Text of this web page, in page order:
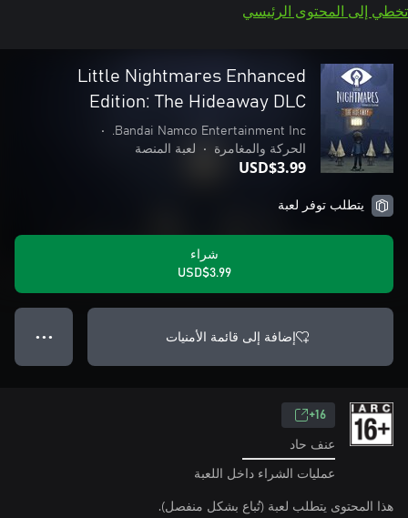
تخطي إلى المحتوى الرئيسي
Little Nightmares Enhanced
Edition: The Hideaway DLC
Bandai Namco Entertainment Inc.
•
الحركة والمغامرة
• لعبة المنصة
USD$3.99
يتطلب توفر لعبة
شراء
USD$3.99
إضافة إلى قائمة الأمنيات ● ● ●
16+
عنف حاد
عمليات الشراء داخل اللعبة
هذا المحتوى يتطلب لعبة (تُباع بشكل منفصل).